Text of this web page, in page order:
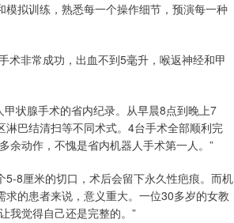
拟训练，熟悉每一个操作细节，预演每一种
术非常成功，出血不到5毫升，喉返神经和甲
状腺手术的省内纪录。从早晨8点到晚上7
巴结清扫等不同术式。4台手术全部顺利完
余动作，不愧是省内机器人手术第一人。”
8厘米的切口，术后会留下永久性疤痕。而机
的患者来说，意义重大。一位30多岁的女教
我觉得自己还是完整的。”
北证50 1134.24 11.37